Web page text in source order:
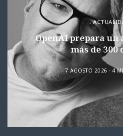
OpenAI prepara un
más de 300
7 AGOSTO 2026 4